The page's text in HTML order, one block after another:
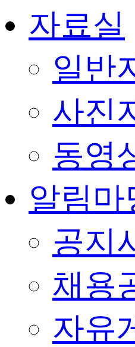
자료실
일반
사진
동영
알림마
공지
채용
자유